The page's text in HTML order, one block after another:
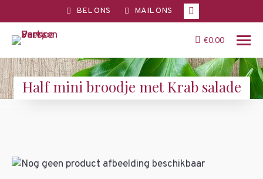
BEL ONS MAIL ONS
page
opens
in
new
window
€0.00
Half mini broodje met Krab salade
You are here: